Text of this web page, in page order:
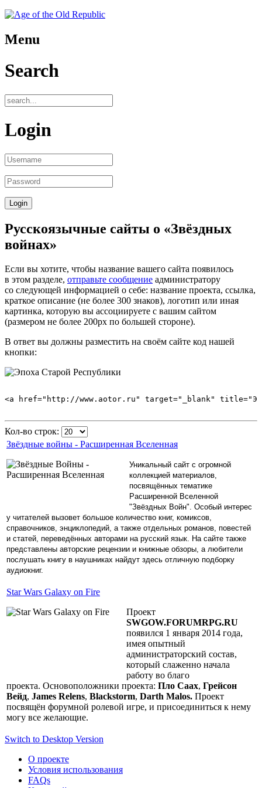
Menu
Search
Login
Русскоязычные сайты о «Звёздных
войнах»
Если вы хотите, чтобы название вашего сайта появилось
в этом разделе, отправьте сообщение администратору
со следующей информацией о себе: название проекта, ссылка,
краткое описание (не более 300 знаков), логотип или иная
картинка, которую вы ассоциируете с вашим сайтом
(размером не более 200px по большей стороне).
В ответ вы должны разместить на своём сайте код нашей
кнопки:
<a href="http://www.aotor.ru" target="_blank"
Кол-во строк:
Звёздные войны - Расширенная Вселенная
Уникальный сайт с огромной
коллекцией материалов,
посвящённых тематике
Расширенной Вселенной
"Звёздных Войн". Особый интерес
у читателей вызовет большое количество книг, комиксов,
справочников, энциклопедий, а также отдельных романов, повестей
и статей, переведённых авторами на русский язык. На сайте также
представлены авторские рецензии и книжные обзоры, а любители
послушать книгу в наушниках найдут здесь отличную подборку
аудиокниг.
Star Wars Galaxy on Fire
Проект
SWGOW.FORUMRPG.RU
появился 1 января 2014 года,
имея опытный
администраторский состав,
который слаженно начала
работу во благо
проекта. Основоположники проекта: Пло Саах, Грейсон
Вейд, James Relens, Blackstorm, Darth Malos. Проект
посвящён форумной ролевой игре, и присоединиться к нему
могу все желающие.
Switch to Desktop Version
О проекте
Условия использования
FAQs